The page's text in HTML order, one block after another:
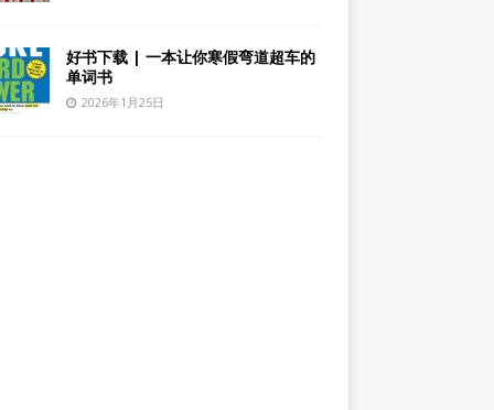
好书下载 | 一本让你寒假弯道超车的
单词书
2026年1月25日